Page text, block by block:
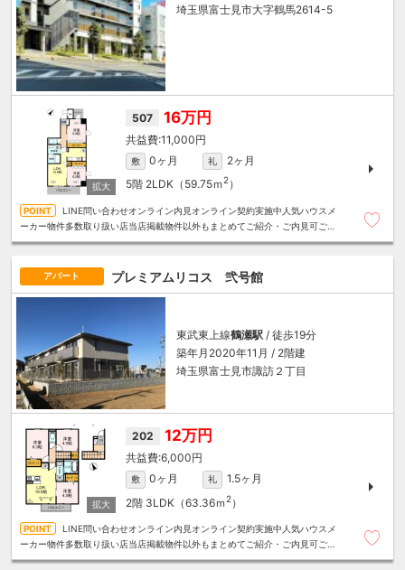
埼玉県富士見市大字鶴馬2614-5
507 16万円
11,000円
敷 0ヶ月 礼
2ヶ月
5階 2LDK（59.75ｍ 2）
LINE問い合わせオンライン内見オンライン契約実施中人気ハウスメ
ーカー物件多数取り扱い店当店掲載物件以外もまとめてご紹介・ご内見可ご予
アパート プレミアムリコス 弐号館
東武東上線鶴瀬駅 / 徒歩19分
築年月2020年11月 / 2階建
埼玉県富士見市諏訪２丁目
202 12万円
6,000円
敷 0ヶ月 礼
1.5ヶ月
2階 3LDK（63.36ｍ 2）
LINE問い合わせオンライン内見オンライン契約実施中人気ハウスメ
ーカー物件多数取り扱い店当店掲載物件以外もまとめてご紹介・ご内見可ご予